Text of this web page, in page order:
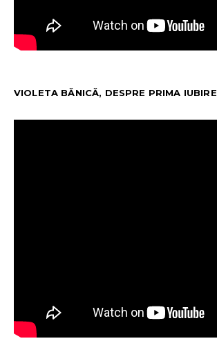
VIOLETA BĂNICĂ, DESPRE PRIMA IUBIRE